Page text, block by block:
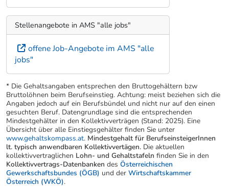
Stellenangebote in AMS "alle jobs"
offene Job-Angebote im AMS "alle
jobs"
* Die Gehaltsangaben entsprechen den Bruttogehältern bzw
Bruttolöhnen beim Berufseinstieg. Achtung: meist beziehen sich die
Angaben jedoch auf ein Berufsbündel und nicht nur auf den einen
gesuchten Beruf. Datengrundlage sind die entsprechenden
Mindestgehälter in den Kollektivverträgen (Stand: 2025). Eine
Übersicht über alle Einstiegsgehälter finden Sie unter
www.gehaltskompass.at. Mindestgehalt für BerufseinsteigerInnen
lt. typisch anwendbaren Kollektivvertägen. Die aktuellen
kollektivvertraglichen Lohn- und Gehaltstafeln finden Sie in den
Kollektivvertrags-Datenbanken des Österreichischen
Gewerkschaftsbundes (ÖGB) und der Wirtschaftskammer
Österreich (WKÖ).